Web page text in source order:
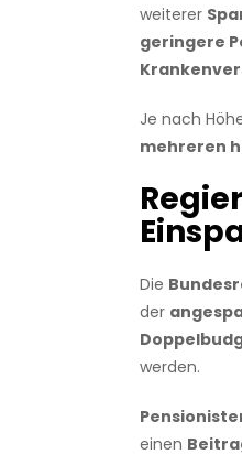
weiterer
geringere
Je nach
mehreren
Die
der
werden.
einen